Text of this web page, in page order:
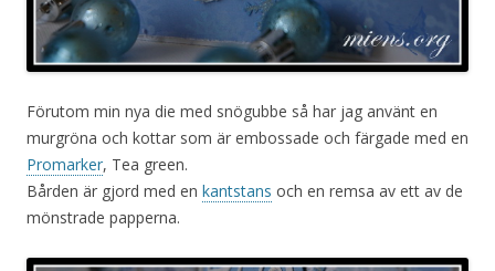
Förutom min nya die med snögubbe så har jag använt en
murgröna och kottar som är embossade och färgade med en
Promarker, Tea green.
Bården är gjord med en kantstans och en remsa av ett av de
mönstrade papperna.